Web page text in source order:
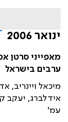
ינואר 2006
מאפייני סרטן
ערבים בישראל
מיכאל ויינריב,
אידלברג, יעקב
עמ'